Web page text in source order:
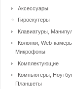
Аксессуары
Гироскутеры
Клавиатуры,
Колонки, Web-
Микрофоны
Комплектующие
Компьютеры,
Планшеты